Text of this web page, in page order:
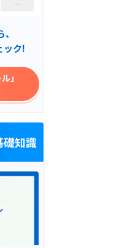
ック!
」
礎知識